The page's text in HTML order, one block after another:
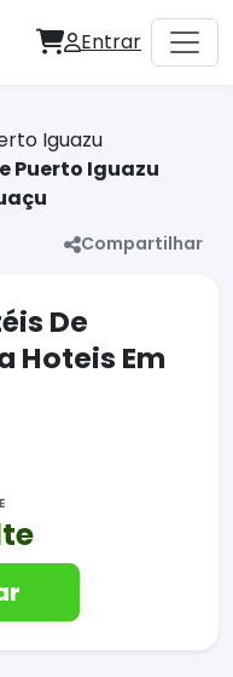
Entrar
Iguazu
Puerto Iguazu
Compartilhar
De
Hoteis Em